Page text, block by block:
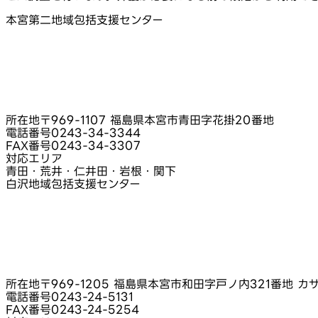
本宮第二地域包括支援センター
所在地〒969-1107 福島県本宮市青田字花掛20番地
電話番号0243-34-3344
FAX番号0243-34-3307
対応エリア
青田・荒井・仁井田・岩根・関下
白沢地域包括支援センター
所在地〒969-1205 福島県本宮市和田字戸ノ内321番地 カ
電話番号0243-24-5131
FAX番号0243-24-5254